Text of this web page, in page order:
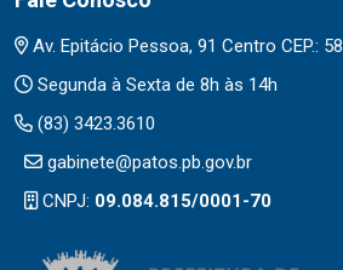
Av. Epitácio Pessoa, 91 Centro CEP.:
Segunda à Sexta de 8h às 14h
(83) 3423.3610
gabinete@patos.pb.gov.br
CNPJ: 09.084.815/0001-70